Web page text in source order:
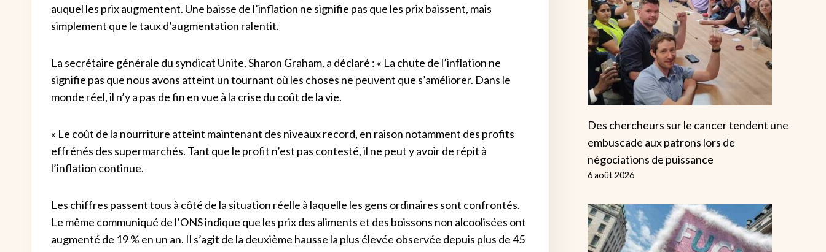
auquel les prix augmentent. Une baisse de l’inflation ne signifie pas que les prix baissent, mais
simplement que le taux d’augmentation ralentit.
La secrétaire générale du syndicat Unite, Sharon Graham, a déclaré : « La chute de l’inflation ne
signifie pas que nous avons atteint un tournant où les choses ne peuvent que s’améliorer. Dans le
monde réel, il n’y a pas de fin en vue à la crise du coût de la vie.
« Le coût de la nourriture atteint maintenant des niveaux record, en raison notamment des profits
effrénés des supermarchés. Tant que le profit n’est pas contesté, il ne peut y avoir de répit à
l’inflation continue.
Les chiffres passent tous à côté de la situation réelle à laquelle les gens ordinaires sont confrontés.
Le même communiqué de l’ONS indique que les prix des aliments et des boissons non alcoolisées ont
augmenté de 19 % en un an. Il s’agit de la deuxième hausse la plus élevée observée depuis plus de 45
Des chercheurs sur le cancer tendent une
embuscade aux patrons lors de
négociations de puissance
6 août 2026